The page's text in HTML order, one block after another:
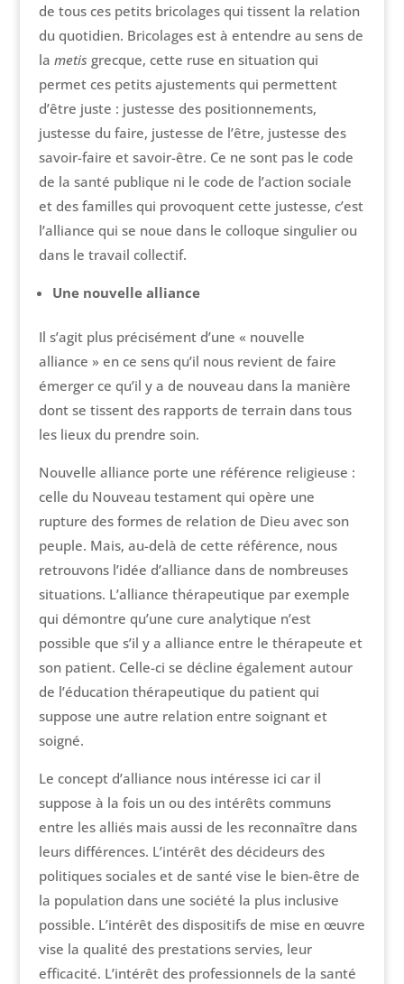
de tous ces petits bricolages qui tissent la relation
du quotidien. Bricolages est à entendre au sens de
la metis grecque, cette ruse en situation qui
permet ces petits ajustements qui permettent
d’être juste : justesse des positionnements,
justesse du faire, justesse de l’être, justesse des
savoir-faire et savoir-être. Ce ne sont pas le code
de la santé publique ni le code de l’action sociale
et des familles qui provoquent cette justesse, c’est
l’alliance qui se noue dans le colloque singulier ou
dans le travail collectif.
Une nouvelle alliance
Il s’agit plus précisément d’une « nouvelle
alliance » en ce sens qu’il nous revient de faire
émerger ce qu’il y a de nouveau dans la manière
dont se tissent des rapports de terrain dans tous
les lieux du prendre soin.
Nouvelle alliance porte une référence religieuse :
celle du Nouveau testament qui opère une
rupture des formes de relation de Dieu avec son
peuple. Mais, au-delà de cette référence, nous
retrouvons l’idée d’alliance dans de nombreuses
situations. L’alliance thérapeutique par exemple
qui démontre qu’une cure analytique n’est
possible que s’il y a alliance entre le thérapeute et
son patient. Celle-ci se décline également autour
de l’éducation thérapeutique du patient qui
suppose une autre relation entre soignant et
soigné.
Le concept d’alliance nous intéresse ici car il
suppose à la fois un ou des intérêts communs
entre les alliés mais aussi de les reconnaître dans
leurs différences. L’intérêt des décideurs des
politiques sociales et de santé vise le bien-être de
la population dans une société la plus inclusive
possible. L’intérêt des dispositifs de mise en œuvre
vise la qualité des prestations servies, leur
efficacité. L’intérêt des professionnels de la santé